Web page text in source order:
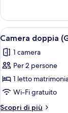
Booth)
Superior,
non
fumatori
Breakfast,Shower
Booth)
Apri
tutte
le
foto
per
Camera
doppia
1
Camera doppia
1 camera
Per 2 persone
1 letto
Wi-Fi gratuito
Scopri di più
Altri